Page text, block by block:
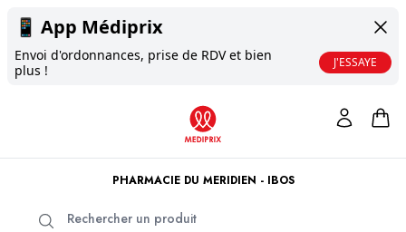
📱 App Médiprix
Envoi d'ordonnances, prise de RDV et bien
plus !
J'ESSAYE
PHARMACIE DU MERIDIEN - IBOS